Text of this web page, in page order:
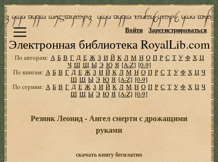
Электронная библиотека RoyalLib.com
Войти Зарегистрироваться
По авторам: А Б В Г Д Е Ж З И Й К Л М Н О П Р С Т У Ф Х Ц
Ч Ш Щ Ы Э Ю Я [A-Z] [0-9]
По книгам: А Б В Г Д Е Ж З И Й К Л М Н О П Р С Т У Ф Х Ц Ч
Ш Щ Ы Э Ю Я [A-Z] [0-9]
По сериям: А Б В Г Д Е Ж З И Й К Л М Н О П Р С Т У Ф Х Ц Ч
Ш Щ Ы Э Ю Я [A-Z] [0-9]
Резник Леонид - Ангел смерти с дрожащими
руками
скачать книгу бесплатно